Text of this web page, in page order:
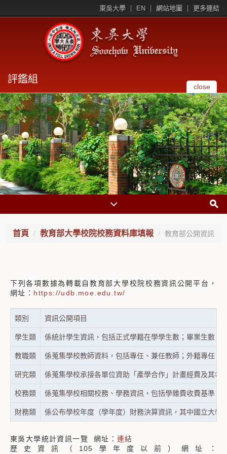
東吳大學 EN 網站地圖 更多連結
評鑑組
close
首頁 教育部大學校院校務資料庫填報 教育部公開資訊
下列各項數據為轉載自教育部大學校院校務資訊公開平台，
網址： https://udb.moe.edu.tw/
類別 資訊公開項目
學生類 係統計學生資訊，包括正式學籍在學學生數；畢業生數
教職類 係蒐集學校教師資料，包括專任、兼任教師；外籍專任
研究類 係蒐集學校承接各單位資助「產學合作」計畫經費及其
校務類 係蒐集學校相關校務、學務資訊，包括學雜費收費基準
財務類 係公布學校年度（學年度）財務決算資訊，其中國立大
東吳大學統計資訊一覽 網址： 連結
歷史資訊（105學年度以前）網址：